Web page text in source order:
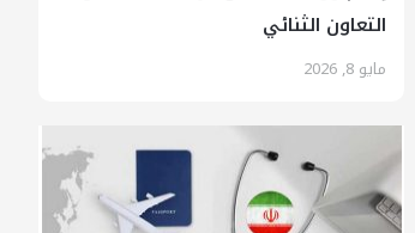
التعاون الثنائي
مايو 8, 2026